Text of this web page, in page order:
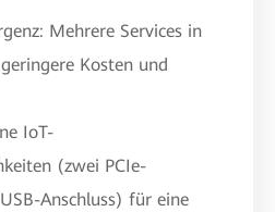
Mehrere Services in
Kosten und
IoT-
(zwei PCIe-
Anschluss) für eine